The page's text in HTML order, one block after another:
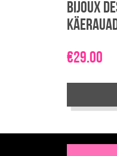
Bijoux
€29.00